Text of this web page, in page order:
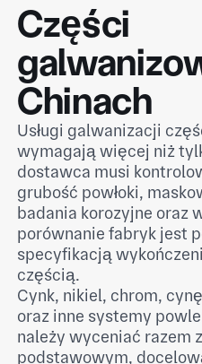
Części
Chinach
Usługi galwanizacji
wymagają więcej niż
dostawca musi
grubość powłoki,
badania korozyjne oraz
porównanie fabryk jest
specyfikacją
częścią.
Cynk, nikiel, chrom,
oraz inne systemy
należy wyceniać razem
podstawowym,